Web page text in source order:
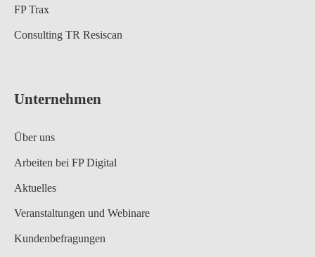
FP Trax
Consulting TR Resiscan
Unternehmen
Über uns
Arbeiten bei FP Digital
Aktuelles
Veranstaltungen und Webinare
Kundenbefragungen